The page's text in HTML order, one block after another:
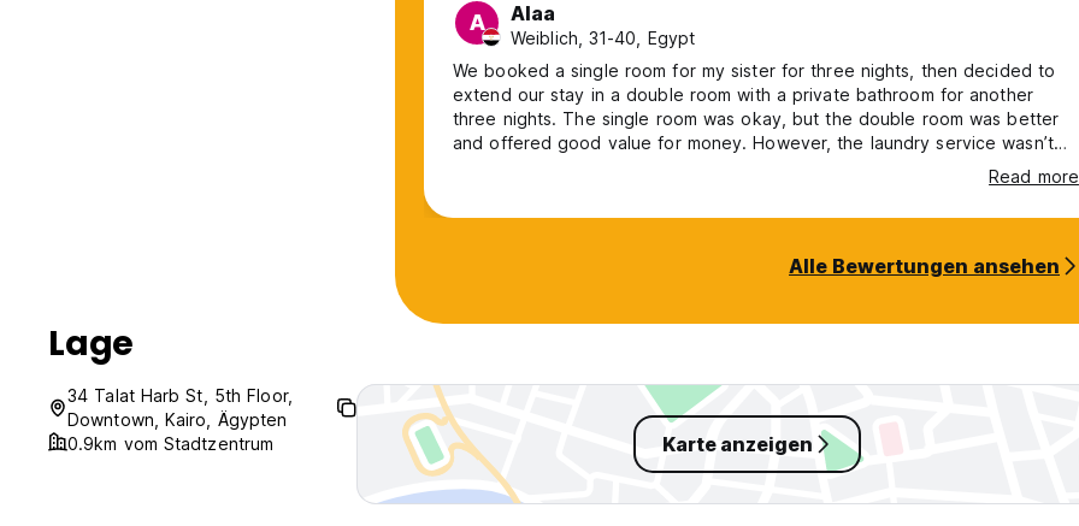
A Alaa
Weiblich, 31-40, Egypt
We booked a single room for my sister for three nights, then decided to
extend our stay in a double room with a private bathroom for another
three nights. The single room was okay, but the double room was better
and offered good value for money. However, the laundry service wasn’t
good, and the room service staff knocked very aggressively, waking us
up. On our last day, we decided to move to another room, and even
before checkout—while we were out having breakfast at 10 a.m.—they
Read more
Alle Bewertungen ansehen
Lage
34 Talat Harb St, 5th Floor,
Downtown, Kairo, Ägypten
0.9km vom Stadtzentrum
Karte anzeigen